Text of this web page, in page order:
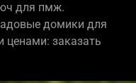
для пмж.
домики для
ценами: заказать